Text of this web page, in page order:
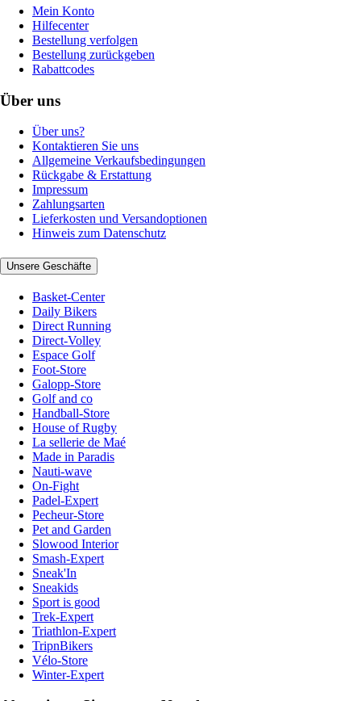
Mein Konto
Hilfecenter
Bestellung verfolgen
Bestellung zurückgeben
Rabattcodes
Über uns
Über uns?
Kontaktieren Sie uns
Allgemeine Verkaufsbedingungen
Rückgabe & Erstattung
Impressum
Zahlungsarten
Lieferkosten und Versandoptionen
Hinweis zum Datenschutz
Unsere Geschäfte
Basket-Center
Daily Bikers
Direct Running
Direct-Volley
Espace Golf
Foot-Store
Galopp-Store
Golf and co
Handball-Store
House of Rugby
La sellerie de Maé
Made in Paradis
Nauti-wave
On-Fight
Padel-Expert
Pecheur-Store
Pet and Garden
Slowood Interior
Smash-Expert
Sneak'In
Sneakids
Sport is good
Trek-Expert
Triathlon-Expert
TripnBikers
Vélo-Store
Winter-Expert